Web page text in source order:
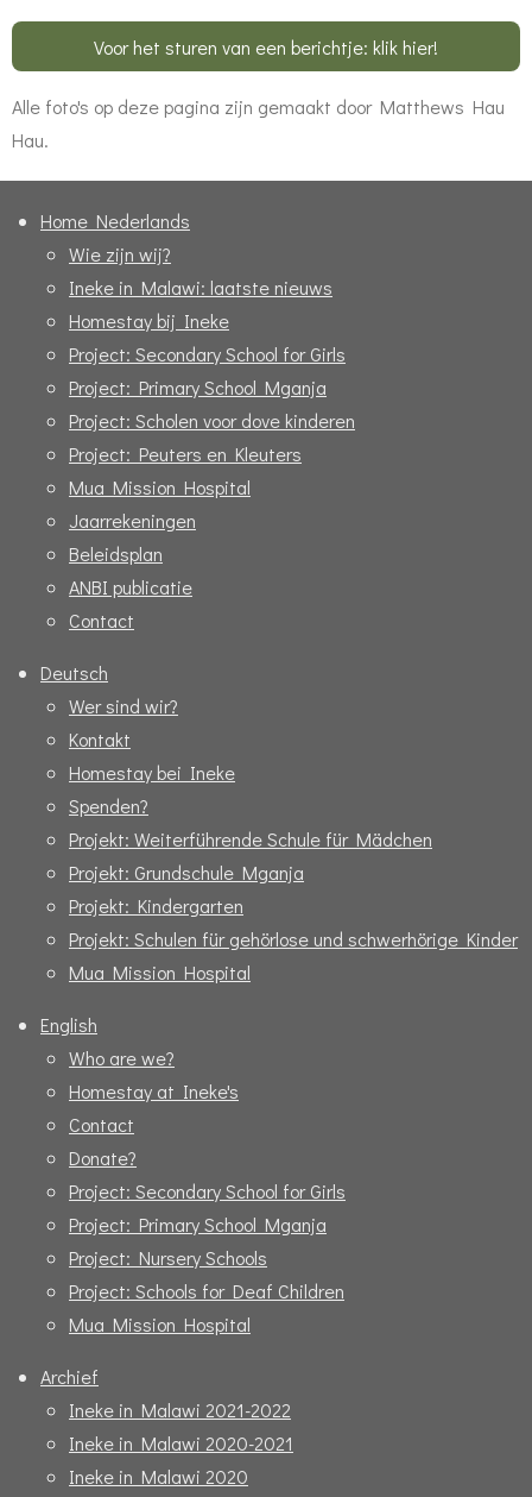
Voor het sturen van een berichtje: klik hier!
Alle foto's op deze pagina zijn gemaakt door Matthews Hau
Hau.
Home Nederlands
Wie zijn wij?
Ineke in Malawi: laatste nieuws
Homestay bij Ineke
Project: Secondary School for Girls
Project: Primary School Mganja
Project: Scholen voor dove kinderen
Project: Peuters en Kleuters
Mua Mission Hospital
Jaarrekeningen
Beleidsplan
ANBI publicatie
Contact
Deutsch
Wer sind wir?
Kontakt
Homestay bei Ineke
Spenden?
Projekt: Weiterführende Schule für Mädchen
Projekt: Grundschule Mganja
Projekt: Kindergarten
Projekt: Schulen für gehörlose und schwerhörige Kinder
Mua Mission Hospital
English
Who are we?
Homestay at Ineke's
Contact
Donate?
Project: Secondary School for Girls
Project: Primary School Mganja
Project: Nursery Schools
Project: Schools for Deaf Children
Mua Mission Hospital
Archief
Ineke in Malawi 2021-2022
Ineke in Malawi 2020-2021
Ineke in Malawi 2020